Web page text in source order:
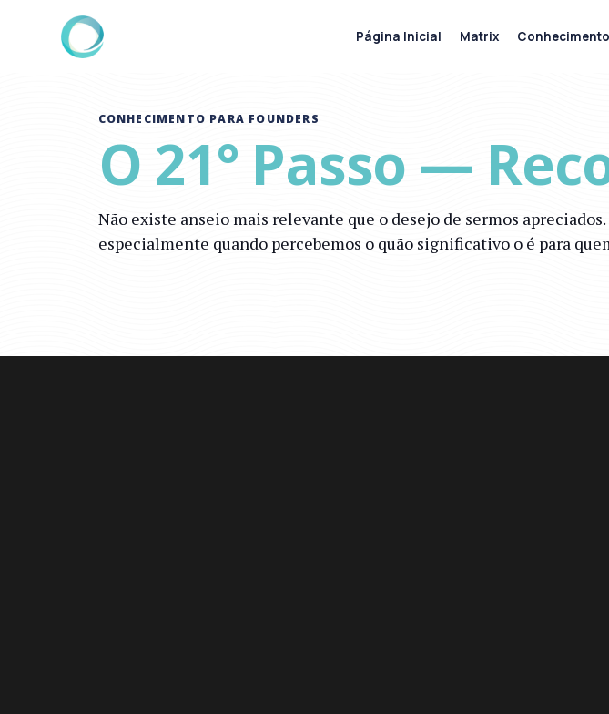
CONHECIMENTO PARA FOUNDERS
O 21° Passo —
Não existe anseio mais relevante que o desejo de sermos
especialmente quando percebemos o quão significativo o é para
Página Inicial Matrix